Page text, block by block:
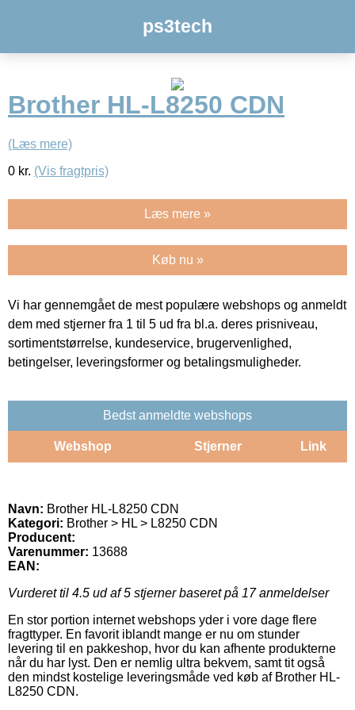
ps3tech
Brother HL-L8250 CDN
(Læs mere)
0 kr. (Vis fragtpris)
Læs mere »
Køb nu »
Vi har gennemgået de mest populære webshops og anmeldt
dem med stjerner fra 1 til 5 ud fra bl.a. deres prisniveau,
sortimentstørrelse, kundeservice, brugervenlighed,
betingelser, leveringsformer og betalingsmuligheder.
Bedst anmeldte webshops
Webshop Stjerner Link
Navn: Brother HL-L8250 CDN
Kategori: Brother > HL > L8250 CDN
Producent:
Varenummer: 13688
EAN:
Vurderet til 4.5 ud af 5 stjerner baseret på 17anmeldelser
En stor portion internet webshops yder i vore dage flere
fragttyper. En favorit iblandt mange er nu om stunder
levering til en pakkeshop, hvor du kan afhente produkterne
når du har lyst. Den er nemlig ultra bekvem, samt tit også
den mindst kostelige leveringsmåde ved køb af Brother HL-
L8250 CDN.